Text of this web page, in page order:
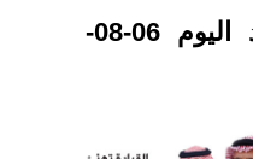
تحميل PDF البلاد عدد اليوم 06-08-